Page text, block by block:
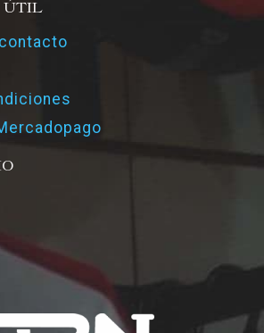
ÚTIL